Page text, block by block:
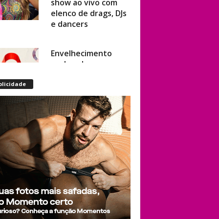
elenco de drags, DJs
e dancers
acelerado: pessoas
real, aponta
relatório
internacional
Gay de 62 anos
relembra quando,
aos 15, foi garoto de
programa por
quatro meses sem
saber: “Idiotice da
minha parte”